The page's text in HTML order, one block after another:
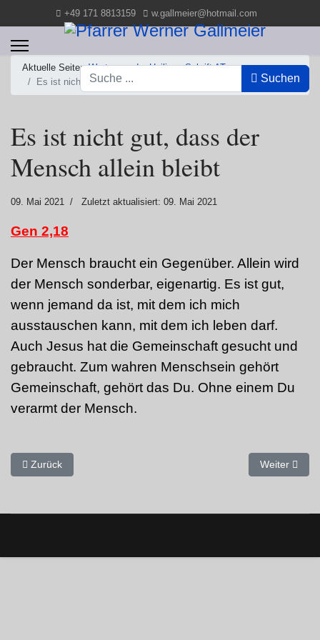
+49 171 8813159 w.gallmeier@hotmail.com
Suchen
Suchen
Aktuelle Seite:Worte aus der Heiligen Schrift AT
Es ist nicht gut, dass der Mensch allein bleibt
Es ist nicht gut, dass der
Mensch allein bleibt
09. Mai 2021 Zuletzt aktualisiert: 09. Mai 2021
Gen 2,18
Der Mensch braucht ein Gegenüber. Allein wird
der Mensch sonderbar, eigenartig. Es ist gut,
wenn jemand da ist, mit dem ich mich
ausstauschen kann, mit dem ich leben darf.
Auch Jesus hat die Gemeinschaft gesucht und
gebraucht. Zum wahren Menschsein gehört
Gemeinschaft, gehört das Du. Ohne einem Du
verarmt der Mensch.
Vorheriger Beitrag: Gott sah alles an, was er gemacht hat und es
Zurück Nächster
Weiter